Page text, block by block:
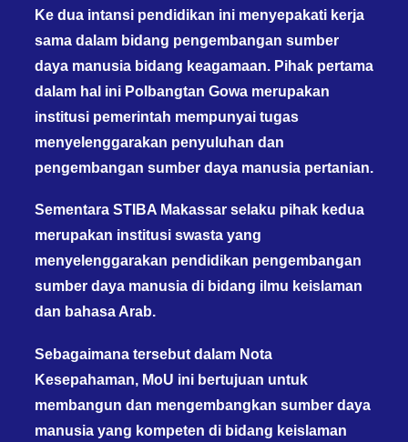
Ke dua intansi pendidikan ini menyepakati kerja
sama dalam bidang pengembangan sumber
daya manusia bidang keagamaan. Pihak pertama
dalam hal ini Polbangtan Gowa merupakan
institusi pemerintah mempunyai tugas
menyelenggarakan penyuluhan dan
pengembangan sumber daya manusia pertanian.
Sementara STIBA Makassar selaku pihak kedua
merupakan institusi swasta yang
menyelenggarakan pendidikan pengembangan
sumber daya manusia di bidang ilmu keislaman
dan bahasa Arab.
Sebagaimana tersebut dalam Nota
Kesepahaman, MoU ini bertujuan untuk
membangun dan mengembangkan sumber daya
manusia yang kompeten di bidang keislaman